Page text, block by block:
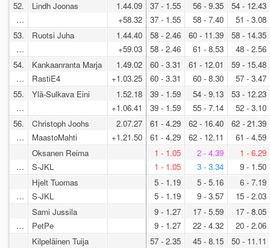
52.
…
Lindh Joonas
1.44.09
+58.32
37 - 1.55
37 - 1.55
56 - 9.35
58 - 7.40
54 - 12.43
51 - 3.08
53.
…
Ruotsi Juha
1.44.40
+59.03
58 - 2.46
58 - 2.46
60 - 11.39
61 - 8.53
58 - 14.35
48 - 2.56
54.
…
Kankaanranta Marja
RastiE4
1.49.02
+1.03.25
60 - 3.31
60 - 3.31
61 - 12.01
60 - 8.30
59 - 15.48
57 - 3.47
55.
…
Ylä-Sulkava Eini
1.52.18
+1.06.41
39 - 1.59
39 - 1.59
54 - 9.13
55 - 7.14
53 - 12.23
52 - 3.10
56.
…
Christoph Joohs
MaastoMahti
2.07.27
+1.21.50
61 - 4.29
61 - 4.29
62 - 16.40
62 - 12.11
62 - 21.39
61 - 4.59
…
Oksanen Reima
S-JKL
1 - 1.05
1 - 1.05
2 - 4.39
3 - 3.34
1 - 6.29
9 - 1.50
…
Hjelt Tuomas
S-JKL
5 - 1.19
5 - 1.19
5 - 5.16
9 - 3.57
6 - 7.19
15 - 2.03
…
Sami Jussila
PetPe
9 - 1.27
9 - 1.27
17 - 5.59
22 - 4.32
17 - 8.05
20 - 2.06
Kilpeläinen Tuija
57 - 2.35
45 - 8.15
50 - 11.11